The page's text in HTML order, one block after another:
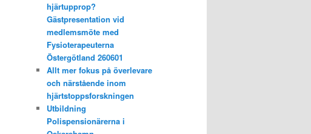
hjärtupprop?
Gästpresentation vid
medlemsmöte med
Fysioterapeuterna
Östergötland 260601
Allt mer fokus på överlevare
och närstående inom
hjärtstoppsforskningen
Utbildning
Polispensionärerna i